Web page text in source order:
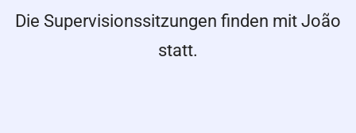
Die Supervisionssitzungen finden mit João
statt.